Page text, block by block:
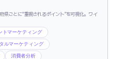
ごとに“重視されるポイント”を可視化。ワイ
トマーケティング
ルマーケティング
消費者分析